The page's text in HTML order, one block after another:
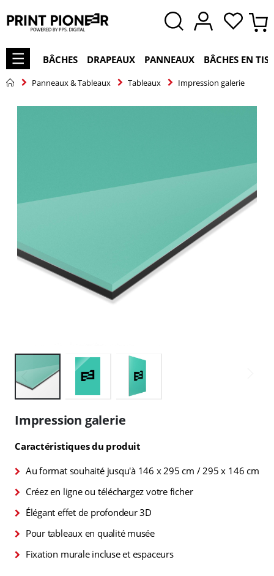
BÂCHES DRAPEAUX PANNEAUX BÂCHES EN
Panneaux & Tableaux Tableaux Impression galerie
Skip
to
the
of
images
Impression galerie
Caractéristiques du produit
Au format souhaité jusqu'à 146 x 295 cm / 295 x 146 cm
Créez en ligne ou téléchargez votre ficher
Élégant effet de profondeur 3D
Pour tableaux en qualité musée
Fixation murale incluse et espaceurs